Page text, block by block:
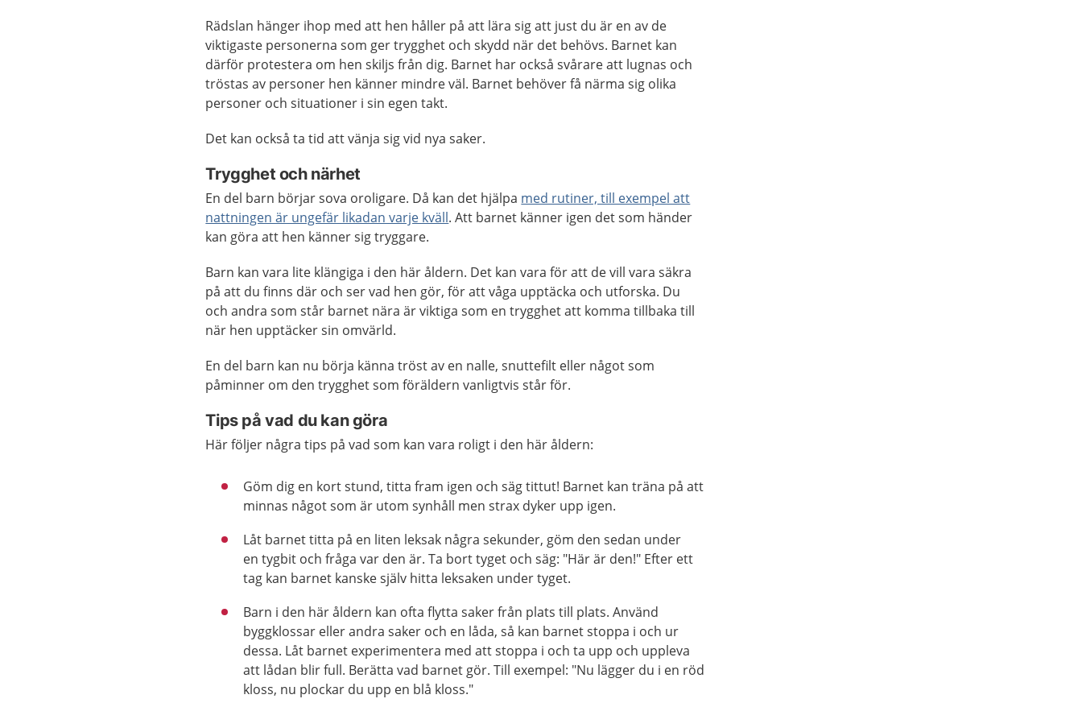
Rädslan hänger ihop med att hen håller på att lära sig att just du är en av de
viktigaste personerna som ger trygghet och skydd när det behövs. Barnet kan
därför protestera om hen skiljs från dig. Barnet har också svårare att lugnas och
tröstas av personer hen känner mindre väl. Barnet behöver få närma sig olika
personer och situationer i sin egen takt.
Det kan också ta tid att vänja sig vid nya saker.
Trygghet och närhet
En del barn börjar sova oroligare. Då kan det hjälpa med rutiner, till exempel att
nattningen är ungefär likadan varje kväll. Att barnet känner igen det som händer
kan göra att hen känner sig tryggare.
Barn kan vara lite klängiga i den här åldern. Det kan vara för att de vill vara säkra
på att du finns där och ser vad hen gör, för att våga upptäcka och utforska. Du
och andra som står barnet nära är viktiga som en trygghet att komma tillbaka till
när hen upptäcker sin omvärld.
En del barn kan nu börja känna tröst av en nalle, snuttefilt eller något som
påminner om den trygghet som föräldern vanligtvis står för.
Tips på vad du kan göra
Här följer några tips på vad som kan vara roligt i den här åldern:
Göm dig en kort stund, titta fram igen och säg tittut! Barnet kan träna på att
minnas något som är utom synhåll men strax dyker upp igen.
Låt barnet titta på en liten leksak några sekunder, göm den sedan under
en tygbit och fråga var den är. Ta bort tyget och säg: "Här är den!" Efter ett
tag kan barnet kanske själv hitta leksaken under tyget.
Barn i den här åldern kan ofta flytta saker från plats till plats. Använd
byggklossar eller andra saker och en låda, så kan barnet stoppa i och ur
dessa. Låt barnet experimentera med att stoppa i och ta upp och uppleva
att lådan blir full. Berätta vad barnet gör. Till exempel: "Nu lägger du i en röd
kloss, nu plockar du upp en blå kloss."